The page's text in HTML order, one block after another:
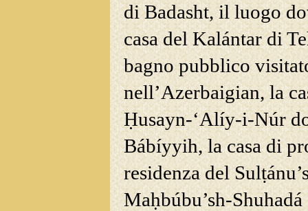
di Badasht, il luogo
casadel Kalántar di
bagno pubblico
nell’Azerbaigian, la
Ḥusayn-‘Alíy-i-Núr
Bábíyyih, la casa di
residenza del
Maḥbúbu’sh-